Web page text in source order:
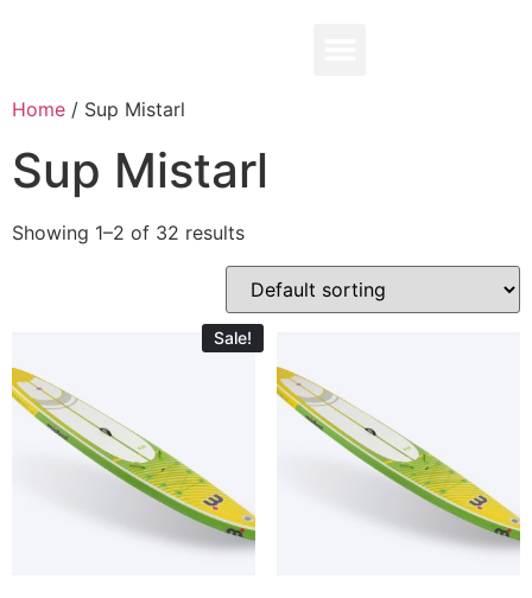
Home / Sup Mistarl
Sup Mistarl
Showing 1–2 of 32 results
Sale!